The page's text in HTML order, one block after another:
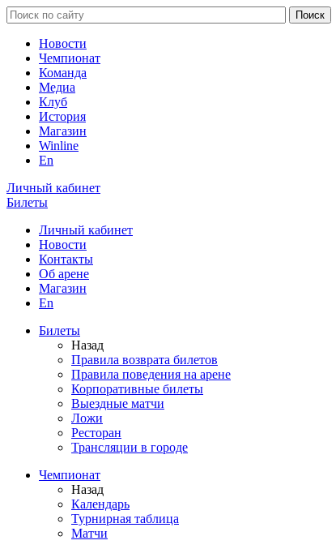
Новости
Чемпионат
Команда
Медиа
Клуб
История
Магазин
Winline
En
Личный кабинет
Билеты
Личный кабинет
Новости
Контакты
Об арене
Магазин
En
Билеты
Назад
Правила возврата билетов
Правила поведения на арене
Корпоративные билеты
Выездные матчи
Ложи
Ресторан
Трансляции в городе
Чемпионат
Назад
Календарь
Турнирная таблица
Матчи